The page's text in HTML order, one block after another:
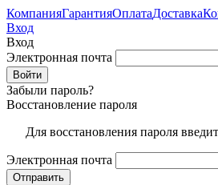
КомпанияГарантияОплатаДоставка
Вход
Вход
Электронная почта
Забыли пароль?
Восстановление пароля
Для восстановления пароля
Электронная почта